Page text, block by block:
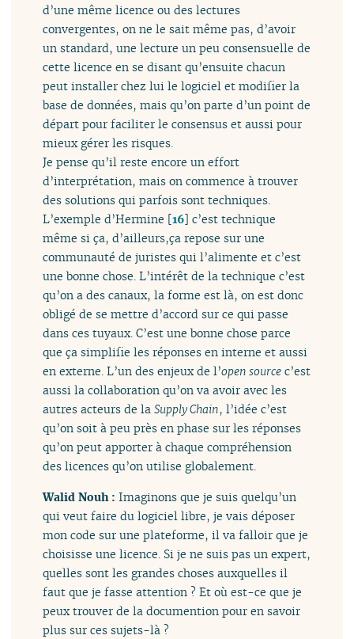
d’une même licence ou des lectures
convergentes, on ne le sait même pas, d’avoir
un standard, une lecture un peu consensuelle de
cette licence en se disant qu’ensuite chacun
peut installer chez lui le logiciel et modifier la
base de données, mais qu’on parte d’un point de
départ pour faciliter le consensus et aussi pour
mieux gérer les risques.
Je pense qu’il reste encore un effort
d’interprétation, mais on commence à trouver
des solutions qui parfois sont techniques.
L’exemple d’Hermine [16] c’est technique
même si ça, d’ailleurs,ça repose sur une
communauté de juristes qui l’alimente et c’est
une bonne chose. L’intérêt de la technique c’est
qu’on a des canaux, la forme est là, on est donc
obligé de se mettre d’accord sur ce qui passe
dans ces tuyaux. C’est une bonne chose parce
que ça simplifie les réponses en interne et aussi
en externe. L’un des enjeux de l’open source c’est
aussi la collaboration qu’on va avoir avec les
autres acteurs de laSupply Chain, l’idée c’est
qu’on soit à peu près en phase sur les réponses
qu’on peut apporter à chaque compréhension
des licences qu’on utilise globalement.
Walid Nouh :Imaginons que je suis quelqu’un
qui veut faire du logiciel libre, je vais déposer
mon code sur une plateforme, il va falloir que je
choisisse une licence. Si je ne suis pas un expert,
quelles sont les grandes choses auxquelles il
faut que je fasse attention ? Et où est-ce que je
peux trouver de la documention pour en savoir
plus sur ces sujets-là ?